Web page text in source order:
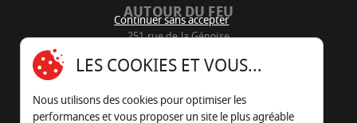
AUTOUR DU FEU
251 rue de la Génoise
05 45 22 98 09
Nous envoyer un e-mail
Continuer sans accepter
LES COOKIES ET VOUS...
Nous utilisons des cookies pour optimiser les
performances et vous proposer un site le plus agréable